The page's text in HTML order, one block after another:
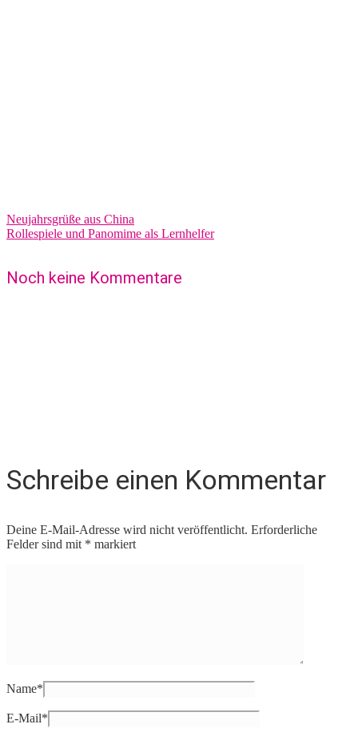
Neujahrsgrüße aus China
Rollespiele und Panomime als Lernhelfer
Noch keine Kommentare
Schreibe einen Kommentar
Deine E-Mail-Adresse wird nicht veröffentlicht. Erforderliche
Felder sind mit * markiert
Name*
E-Mail*